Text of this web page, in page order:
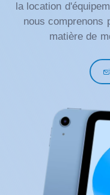
la location
nous comprenons
matière de